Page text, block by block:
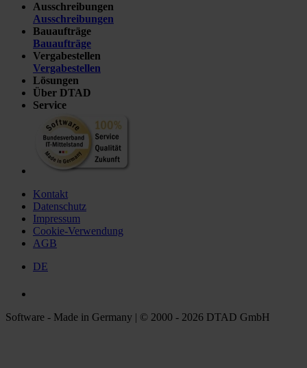
Ausschreibungen
Ausschreibungen
Bauaufträge
Bauaufträge
Vergabestellen
Vergabestellen
Lösungen
Über DTAD
Service
Kontakt
Datenschutz
Impressum
Cookie-Verwendung
AGB
DE
Software - Made in Germany | © 2000 - 2026 DTAD GmbH